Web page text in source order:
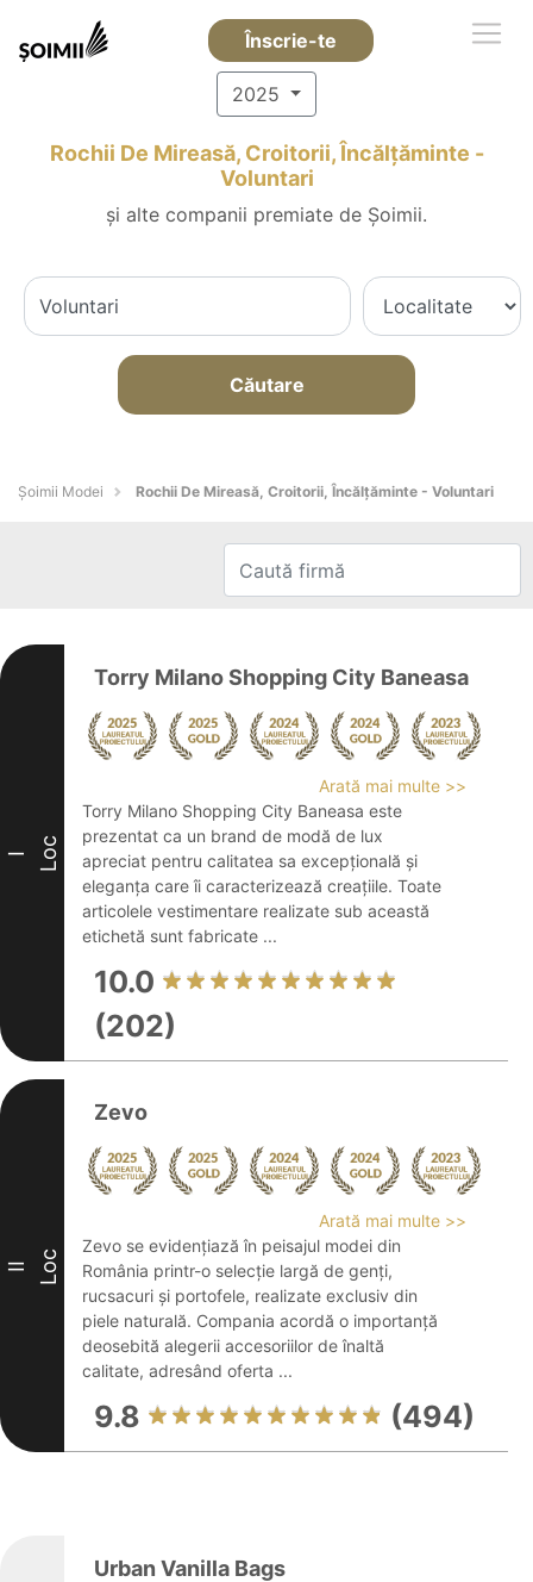
Înscrie-te
2025
Rochii De Mireasă, Croitorii, Încălțăminte -
Voluntari
și alte companii premiate de Șoimii.
Căutare
Șoimii Modei Rochii De Mireasă, Croitorii, Încălțăminte - Voluntari
I Loc
Torry Milano Shopping City Baneasa
Arată mai multe >>
Torry Milano Shopping City Baneasa este
prezentat ca un brand de modă de lux
apreciat pentru calitatea sa excepțională și
eleganța care îi caracterizează creațiile. Toate
articolele vestimentare realizate sub această
etichetă sunt fabricate ...
10.0
(202)
II Loc
Zevo
Arată mai multe >>
Zevo se evidențiază în peisajul modei din
România printr-o selecție largă de genți,
rucsacuri și portofele, realizate exclusiv din
piele naturală. Compania acordă o importanță
deosebită alegerii accesoriilor de înaltă
calitate, adresând oferta ...
9.8 (494)
Urban Vanilla Bags